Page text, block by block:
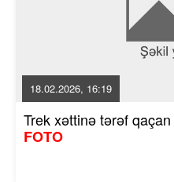
18.02.2026, 16:19
Trek xəttinə tərəf
FOTO